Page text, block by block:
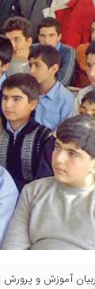
آموزش و پرورش